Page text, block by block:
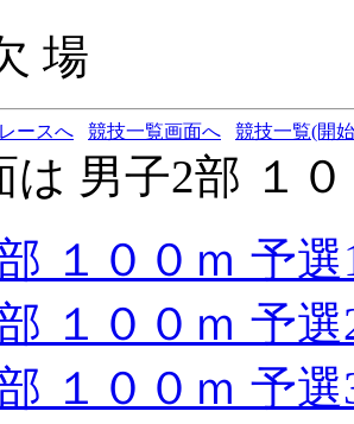
場
ースへ 競技一覧画面へ 競技一覧(開
は 男子2部 １
１００ｍ 予選
１００ｍ 予選
１００ｍ 予選